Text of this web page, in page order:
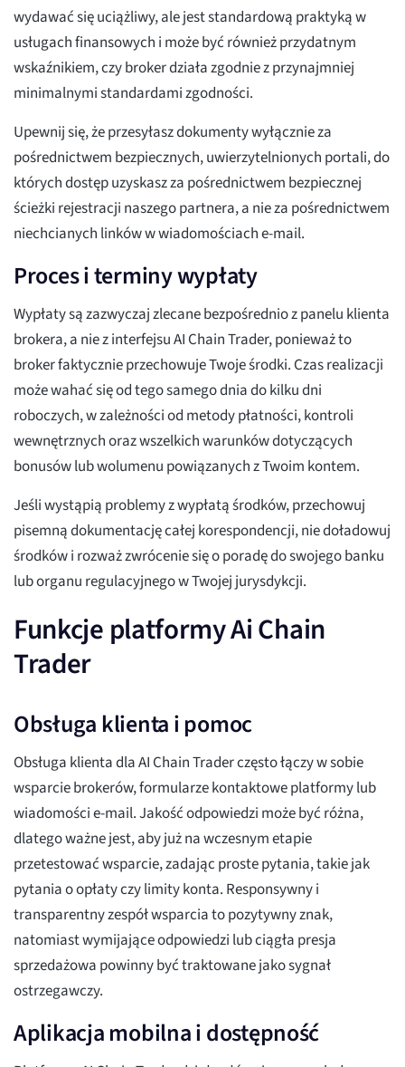
wydawać się uciążliwy, ale jest standardową praktyką w
usługach finansowych i może być również przydatnym
wskaźnikiem, czy broker działa zgodnie z przynajmniej
minimalnymi standardami zgodności.
Upewnij się, że przesyłasz dokumenty wyłącznie za
pośrednictwem bezpiecznych, uwierzytelnionych portali, do
których dostęp uzyskasz za pośrednictwem bezpiecznej
ścieżki rejestracji naszego partnera, a nie za pośrednictwem
niechcianych linków w wiadomościach e-mail.
Proces i terminy wypłaty
Wypłaty są zazwyczaj zlecane bezpośrednio z panelu klienta
brokera, a nie z interfejsu AI Chain Trader, ponieważ to
broker faktycznie przechowuje Twoje środki. Czas realizacji
może wahać się od tego samego dnia do kilku dni
roboczych, w zależności od metody płatności, kontroli
wewnętrznych oraz wszelkich warunków dotyczących
bonusów lub wolumenu powiązanych z Twoim kontem.
Jeśli wystąpią problemy z wypłatą środków, przechowuj
pisemną dokumentację całej korespondencji, nie doładowuj
środków i rozważ zwrócenie się o poradę do swojego banku
lub organu regulacyjnego w Twojej jurysdykcji.
Funkcje platformy Ai Chain
Trader
Obsługa klienta i pomoc
Obsługa klienta dla AI Chain Trader często łączy w sobie
wsparcie brokerów, formularze kontaktowe platformy lub
wiadomości e-mail. Jakość odpowiedzi może być różna,
dlatego ważne jest, aby już na wczesnym etapie
przetestować wsparcie, zadając proste pytania, takie jak
pytania o opłaty czy limity konta. Responsywny i
transparentny zespół wsparcia to pozytywny znak,
natomiast wymijające odpowiedzi lub ciągła presja
sprzedażowa powinny być traktowane jako sygnał
ostrzegawczy.
Aplikacja mobilna i dostępność